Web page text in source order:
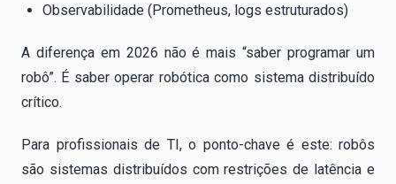
Observabilidade (Prometheus, logs estruturados)
A diferença em 2026 não é mais “saber programar um
robô”. É saber operar robótica como sistema distribuído
crítico.
Para profissionais de TI, o ponto-chave é este: robôs
são sistemas distribuídos com restrições de latência e